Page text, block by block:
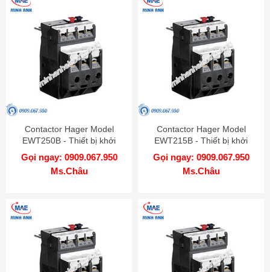
Contactor Hager Model
EWT250B - Thiết bị khởi
động từ
Gọi ngay: 0909.067.950
Ms.Châu
Contactor Hager Model
EWT215B - Thiết bị khởi
động từ
Gọi ngay: 0909.067.950
Ms.Châu